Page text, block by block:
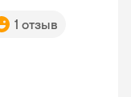
1 отзыв